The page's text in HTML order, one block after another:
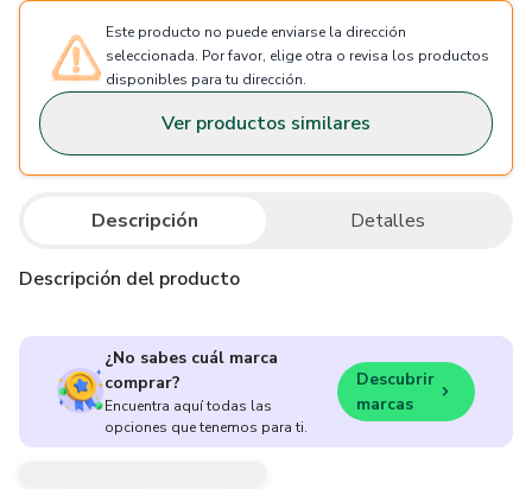
Este producto no puede enviarse la dirección
seleccionada. Por favor, elige otra o revisa los productos
disponibles para tu dirección.
Ver productos similares
Descripción Detalles
Descripción del producto
¿No sabes cuál marca
comprar?
Encuentra aquí todas las
opciones que tenemos para ti.
Descubrir
marcas